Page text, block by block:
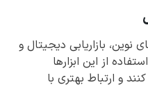
بازاریابی دیجیتال و
از این ابزارها
و ارتباط بهتری با